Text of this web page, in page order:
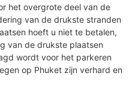
het overgrote deel van de
van de drukste stranden
hoeft u niet te betalen,
van de drukste plaatsen
wordt voor het parkeren
op Phuket zijn verhard en